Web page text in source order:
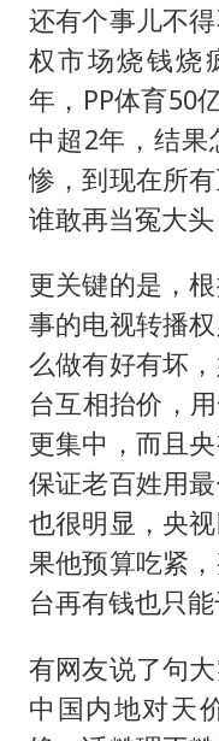
还有个事儿不
权市场烧钱烧
年，PP体育50
中超2年，结
惨，到现在所
谁敢再当冤大头
更关键的是，
事的电视转播
么做有好有坏
台互相抬价，
更集中，而且
保证老百姓用
也很明显，央
果他预算吃紧
台再有钱也只能
有网友说了句大
中国内地对天